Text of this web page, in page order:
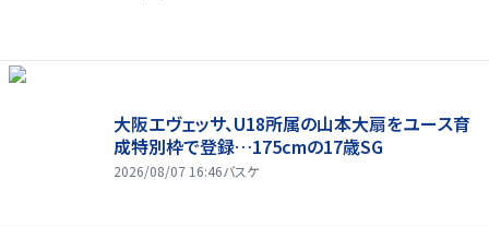
大阪エヴェッサ、U18所属の山本大扇をユース育
成特別枠で登録…175cmの17歳SG
2026/08/07 16:46バスケ